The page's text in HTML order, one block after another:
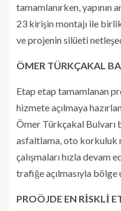
tamamlanırken, yapının
23 kirişin montajı ile
ve projenin silüeti
ÖMER TÜRKÇAKAL
Etap etap tamamlanan
hizmete açılmaya
Ömer Türkçakal Bulvarı
asfaltlama, oto korkuluk
çalışmaları hızla devam
trafiğe açılmasıyla bölge
PROÖJDE EN RİSKLİ